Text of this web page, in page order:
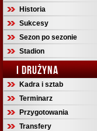
Historia
Sukcesy
Sezon po sezonie
Stadion
I DRUŻYNA
Kadra i sztab
Terminarz
Przygotowania
Transfery